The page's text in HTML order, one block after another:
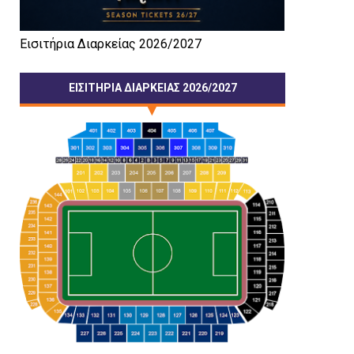
Εισιτήρια Διαρκείας 2026/2027
ΕΙΣΙΤΗΡΙΑ ΔΙΑΡΚΕΙΑΣ 2026/2027